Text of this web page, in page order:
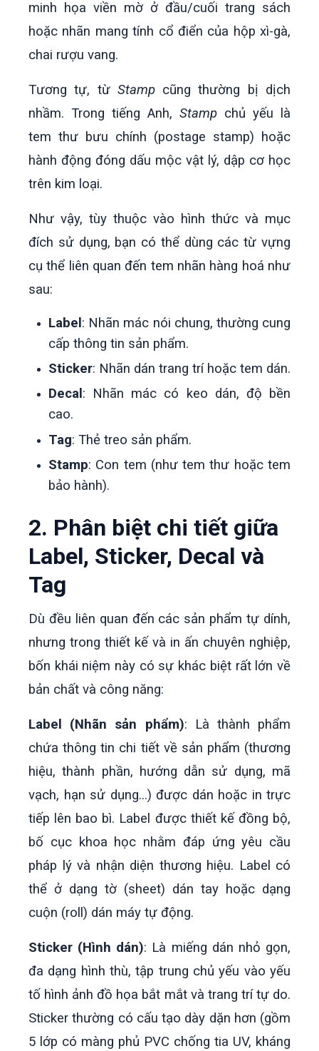
minh họa viền mờ ở đầu/cuối trang sách
hoặc nhãn mang tính cổ điển của hộp xì-gà,
chai rượu vang.
Tương tự, từ Stampcũng thường bị dịch
nhầm. Trong tiếng Anh, Stamp chủ yếu là
tem thư bưu chính (postage stamp) hoặc
hành động đóng dấu mộc vật lý, dập cơ học
trên kim loại.
Như vậy, tùy thuộc vào hình thức và mục
đích sử dụng, bạn có thể dùng các từ vựng
cụ thể liên quan đến tem nhãn hàng hoá như
sau:
Label: Nhãn mác nói chung, thường cung
cấp thông tin sản phẩm.
Sticker: Nhãn dán trang trí hoặc tem dán.
Decal : Nhãn mác có keo dán, độ bền
cao.
Tag: Thẻ treo sản phẩm.
Stamp: Con tem (như tem thư hoặc tem
bảo hành).
2. Phân biệt chi tiết giữa
Label, Sticker, Decal và
Tag
Dù đều liên quan đến các sản phẩm tự dính,
nhưng trong thiết kế và in ấn chuyên nghiệp,
bốn khái niệm này có sự khác biệt rất lớn về
bản chất và công năng:
Label (Nhãn sản phẩm): Là thành phẩm
chứa thông tin chi tiết về sản phẩm (thương
hiệu, thành phần, hướng dẫn sử dụng, mã
vạch, hạn sử dụng...) được dán hoặc in trực
tiếp lên bao bì. Label được thiết kế đồng bộ,
bố cục khoa học nhằm đáp ứng yêu cầu
pháp lý và nhận diện thương hiệu. Label có
thể ở dạng tờ (sheet) dán tay hoặc dạng
cuộn (roll) dán máy tự động.
Sticker (Hình dán): Là miếng dán nhỏ gọn,
đa dạng hình thù, tập trung chủ yếu vào yếu
tố hình ảnh đồ họa bắt mắt và trang trí tự do.
Sticker thường có cấu tạo dày dặn hơn (gồm
5 lớp có màng phủ PVC chống tia UV, kháng